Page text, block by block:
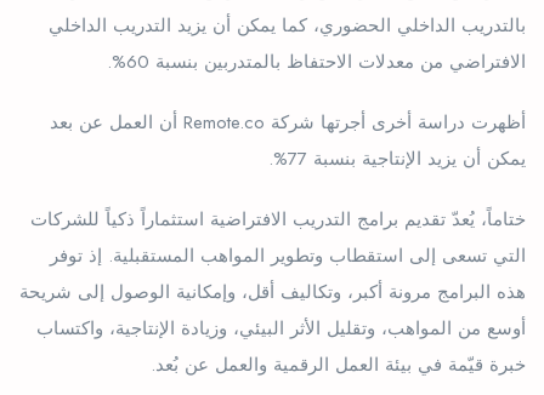
بالتدريب الداخلي الحضوري، كما يمكن أن يزيد التدريب الداخلي
الافتراضي من معدلات الاحتفاظ بالمتدربين بنسبة 60%.
أظهرت دراسة أخرى أجرتها شركة Remote.co أن العمل عن بعد
يمكن أن يزيد الإنتاجية بنسبة 77%.
ختاماً، يُعدّ تقديم برامج التدريب الافتراضية استثماراً ذكياً للشركات
التي تسعى إلى استقطاب وتطوير المواهب المستقبلية. إذ توفر
هذه البرامج مرونة أكبر، وتكاليف أقل، وإمكانية الوصول إلى شريحة
أوسع من المواهب، وتقليل الأثر البيئي، وزيادة الإنتاجية، واكتساب
خبرة قيّمة في بيئة العمل الرقمية والعمل عن بُعد.